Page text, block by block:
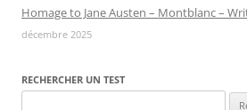
Homage to Jane Austen – Montblanc –
décembre 2025
RECHERCHER UN TEST